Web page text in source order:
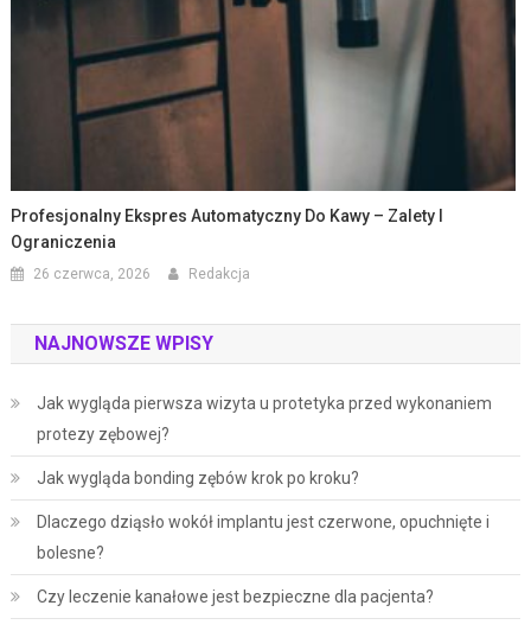
Profesjonalny Ekspres Automatyczny Do Kawy – Zalety I
Ograniczenia
26 czerwca, 2026 Redakcja
NAJNOWSZE WPISY
Jak wygląda pierwsza wizyta u protetyka przed wykonaniem
protezy zębowej?
Jak wygląda bonding zębów krok po kroku?
Dlaczego dziąsło wokół implantu jest czerwone, opuchnięte i
bolesne?
Czy leczenie kanałowe jest bezpieczne dla pacjenta?